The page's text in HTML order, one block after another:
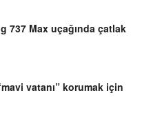
737 Max uçağında çatlak
vatanı” korumak için